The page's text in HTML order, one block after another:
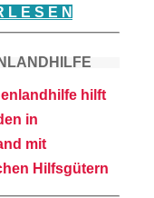
L E S E N
hilft
in
mit
Hilfsgütern